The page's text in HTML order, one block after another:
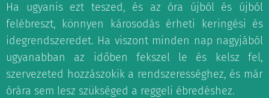
Ha ugyanis ezt teszed, és az óra újból és újból
felébreszt, könnyen károsodás érheti keringési és
idegrendszeredet. Ha viszont minden nap nagyjából
ugyanabban az időben fekszel le és kelsz fel,
szervezeted hozzászokik a rendszerességhez, és már
órára sem lesz szükséged a reggeli ébredéshez.